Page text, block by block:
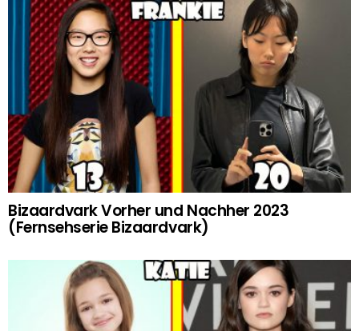
Bizaardvark Vorher und Nachher 2023
(Fernsehserie Bizaardvark)